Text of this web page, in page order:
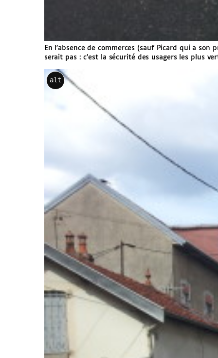
En l’absence de commerces (sauf Picard qui a
serait pas : c’est la sécurité des usagers les plus
alt